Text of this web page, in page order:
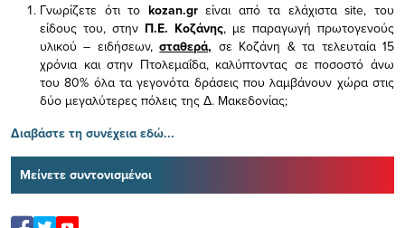
Γνωρίζετε ότι το kozan.gr είναι από τα ελάχισταsite, του
είδους του, στην Π.Ε. Κοζάνης, με παραγωγή πρωτογενούς
υλικού – ειδήσεων,σταθερά, σε Κοζάνη & τα τελευταία 15
χρόνια και στην Πτολεμαΐδα, καλύπτοντας σε ποσοστό άνω
του 80% όλα τα γεγονότα δράσεις που λαμβάνουν χώρα στις
δύο μεγαλύτερες πόλεις της Δ. Μακεδονίας;
Διαβάστε τη συνέχεια εδώ...
Μείνετε συντονισμένοι